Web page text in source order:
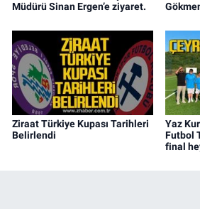
Müdürü Sinan Ergen’e ziyaret.
Ziraat Türkiye Kupası Tarihleri
Belirlendi
Yaz
Futbol
final